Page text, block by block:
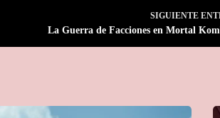
SIGUIENTE
La Guerra de Facciones en Mortal